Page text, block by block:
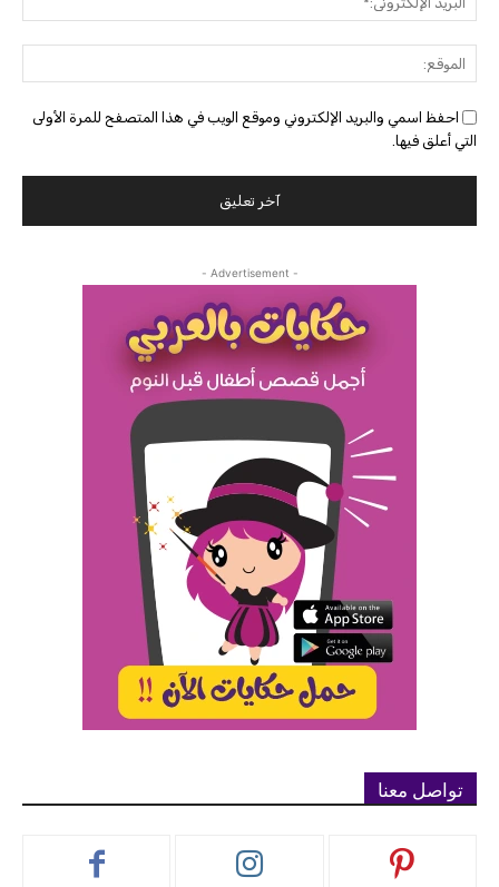
احفظ اسمي والبريد الإلكتروني وموقع الويب في هذا المتصفح للمرة الأولى
التي أعلق فيها.
- Advertisement -
تواصل معنا